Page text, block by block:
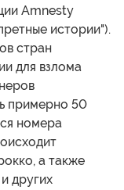
Amnesty
истории").
стран
для взлома
примерно 50
номера
а также
других